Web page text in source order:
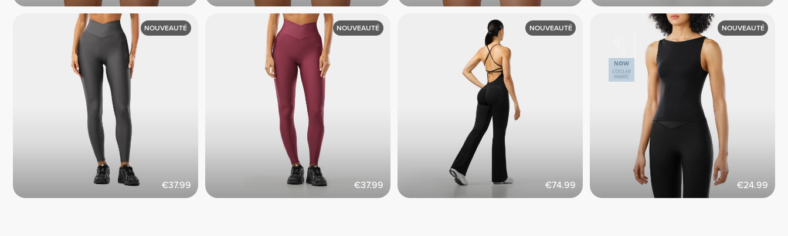
€37.99
NOUVEAUTÉ
€37.99
NOUVEAUTÉ
€74.99
NOUVEAUTÉ
€24.99
NOUVEAUTÉ